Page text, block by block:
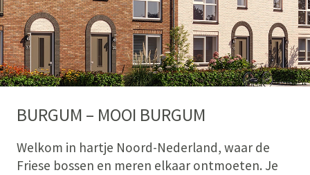
BURGUM – MOOI BURGUM
Welkom in hartje Noord-Nederland, waar de
Friese bossen en meren elkaar ontmoeten. Je